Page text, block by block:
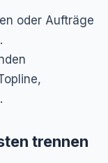
oder Aufträge
trennen